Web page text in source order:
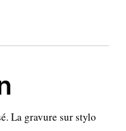
La gravure sur stylo